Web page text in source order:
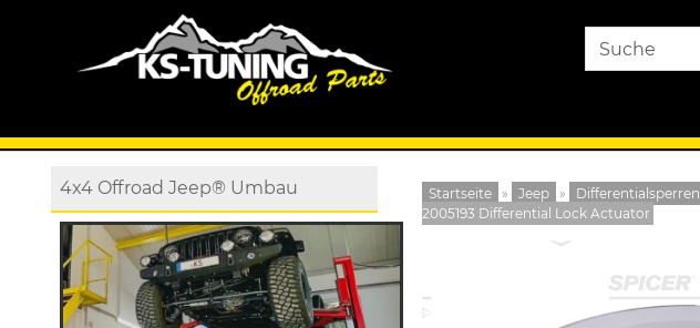
4x4 Offroad Jeep® Umbau Startseite » Jeep » Differentialsperren
2005193 Differential Lock Actuator